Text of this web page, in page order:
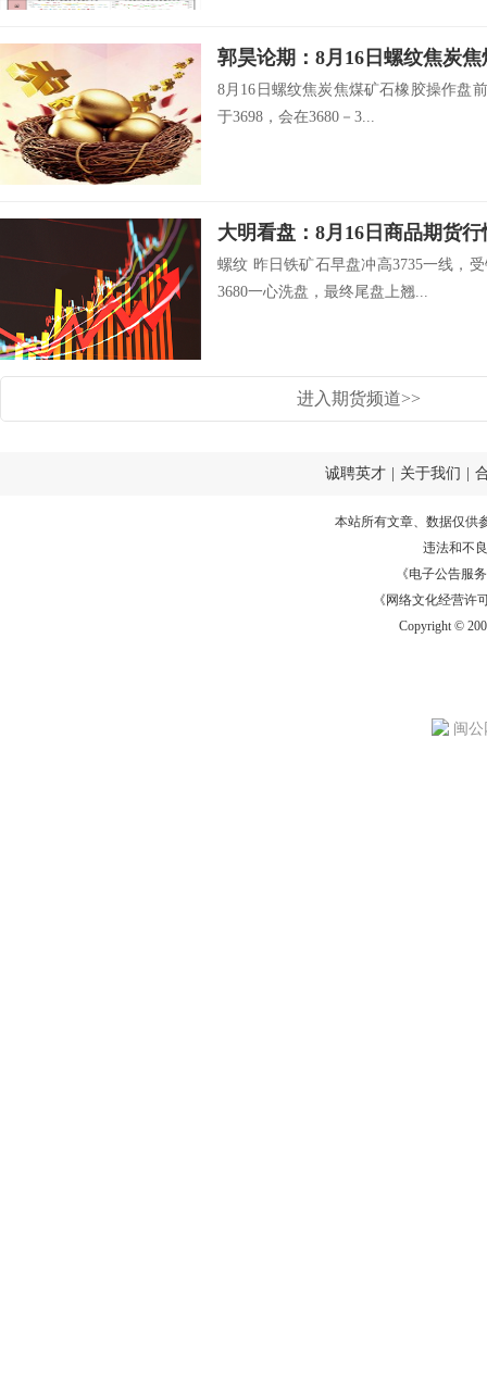
郭昊论期：8月16日螺纹焦炭
8月16日螺纹焦炭焦煤矿石橡胶操作盘
于3698，会在3680－3...
大明看盘：8月16日商品期货
螺纹 昨日铁矿石早盘冲高3735一线，
3680一心洗盘，最终尾盘上翘...
进入期货频道>>
诚聘英才 关于我们
本站所有文章、数据仅供
违法和不
《电子公告服务
《网络文化经营许
Copyright ©
闽公